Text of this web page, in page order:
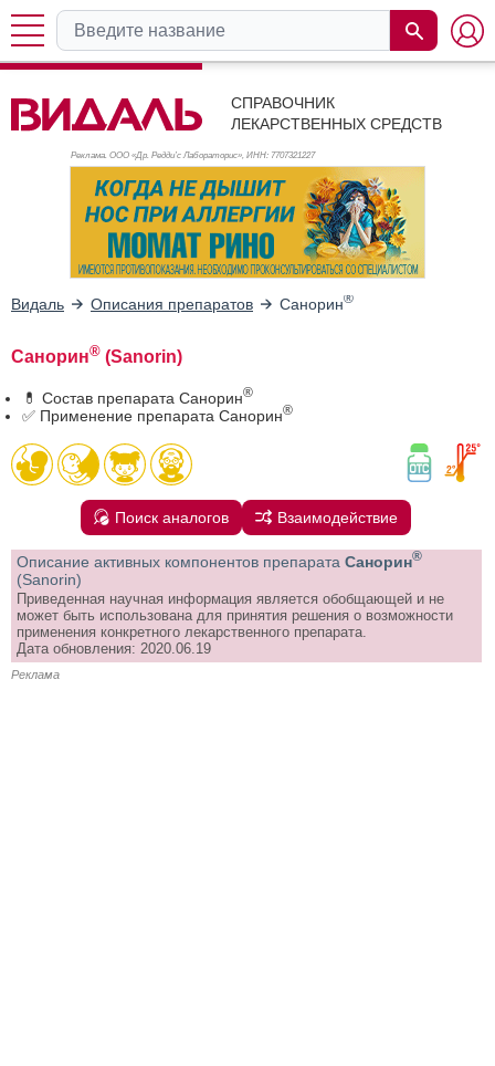
СПРАВОЧНИК
ЛЕКАРСТВЕННЫХ СРЕДСТВ
Реклама. ООО «Др. Редди’с Лабораторис», ИНН: 7707321227
Видаль Описания препаратов Санорин®
Санорин® (Sanorin)
💊 Состав препарата Санорин®
✅ Применение препарата Санорин®
Поиск аналогов Взаимодействие
Описание активных компонентов препарата Санорин®
(Sanorin)
Приведенная научная информация является обобщающей и не
может быть использована для принятия решения о возможности
применения конкретного лекарственного препарата.
Дата обновления: 2020.06.19
Реклама